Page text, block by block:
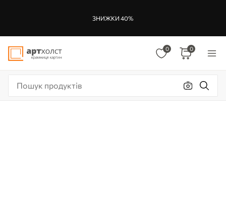
ЗНИЖКИ 40%
0 0